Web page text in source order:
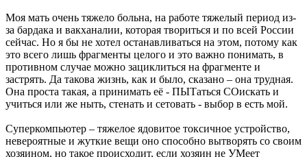
Моя мать очень тяжело больна, на работе тяжелый период из-
за бардака и вакханалии, которая твориться и по всей России
сейчас. Но я бы не хотел останавливаться на этом, потому как
это всего лишь фрагменты целого и это важно понимать, в
противном случае можно зациклиться на фрагменте и
застрять. Да такова жизнь, как и было, сказано – она трудная.
Она проста такая, а принимать её - ПЫТаться СОискать и
учиться или же ныть, стенать и сетовать - выбор в есть мой.
Суперкомпьютер – тяжелое ядовитое токсичное устройство,
невероятные и жуткие вещи оно способно вытворять со своим
хозяином, но такое происходит, если хозяин не УМеет